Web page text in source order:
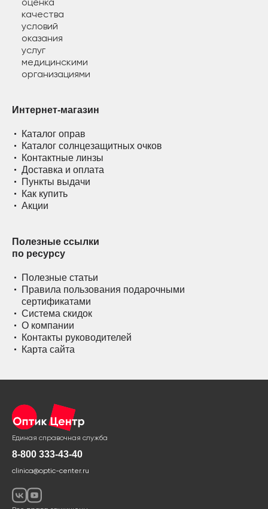
Интернет-магазин
Каталог оправ
Каталог солнцезащитных очков
Контактные линзы
Доставка и оплата
Пункты выдачи
Как купить
Акции
Полезные ссылки
по ресурсу
Полезные статьи
Правила пользования подарочными
сертификатами
Система скидок
О компании
Контакты руководителей
Карта сайта
Единая справочная служба
8-800 333-43-40
clinica@optic-center.ru